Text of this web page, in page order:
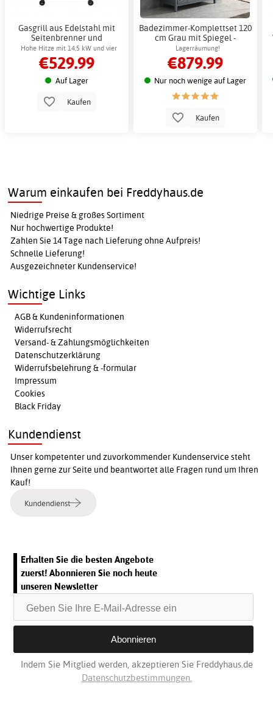
Gasgrill aus Edelstahl mit
Seitenbrenner und
Sichtfenster, 68 x 42 cm
Hohe Hitze mit 14,5 kW und vier
Brennern
€529.99
Auf Lager
Kaufen
Badezimmer-Komplettset 120
cm Grau mit Spiegel -
Serenity
Lagerräumung!
€879.99
Nur noch wenige auf Lager
Kaufen
Warum einkaufen bei Freddyhaus.de
Niedrige Preise & großes Sortiment
Nur hochwertige Produkte!
Zahlen Sie 14 Tage nach Lieferung ohne Aufpreis!
Schnelle Lieferung!
Ausgezeichneter Kundenservice!
Wichtige Links
AGB & Kundeninformationen
Widerrufsrecht
Versand- & Zahlungsmöglichkeiten
Datenschutzerklärung
Widerrufsbelehrung & -formular
Impressum
Cookies
Black Friday
Kundendienst
Unser kompetenter und zuvorkommender Kundenservice steht
Ihnen gerne zur Seite und beantwortet alle Fragen rund um Ihren
Kauf!
Kundendienst
Erhalten Sie die besten Angebote
zuerst! Abonnieren Sie noch heute
unseren Newsletter
Indem Sie Mitglied werden, akzeptieren Sie Freddyhaus.de
Datenschutzbestimmungen.